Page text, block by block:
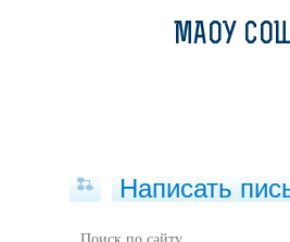
МАОУ
Написать